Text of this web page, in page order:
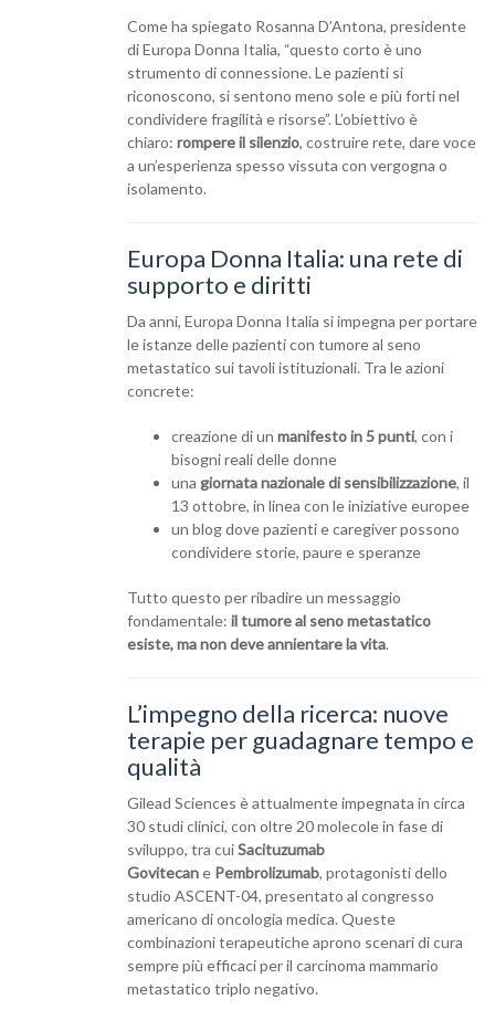
Come ha spiegato Rosanna D’Antona, presidente
di Europa Donna Italia, “questo corto è uno
strumento di connessione. Le pazienti si
riconoscono, si sentono meno sole e più forti nel
condividere fragilità e risorse”. L’obiettivo è
chiaro: rompere il silenzio, costruire rete, dare voce
a un’esperienza spesso vissuta con vergogna o
isolamento.
Europa Donna Italia: una rete di
supporto e diritti
Da anni, Europa Donna Italia si impegna per portare
le istanze delle pazienti con tumore al seno
metastatico sui tavoli istituzionali. Tra le azioni
concrete:
creazione di un manifesto in 5 punti, con i
bisogni reali delle donne
una giornata nazionale di sensibilizzazione, il
13 ottobre, in linea con le iniziative europee
un blog dove pazienti e caregiver possono
condividere storie, paure e speranze
Tutto questo per ribadire un messaggio
fondamentale: il tumore al seno metastatico
esiste, ma non deve annientare la vita.
L’impegno della ricerca: nuove
terapie per guadagnare tempo e
qualità
Gilead Sciences è attualmente impegnata in circa
30 studi clinici, con oltre 20 molecole in fase di
sviluppo, tra cuiSacituzumab
Govitecane Pembrolizumab, protagonisti dello
studio ASCENT-04, presentato al congresso
americano di oncologia medica. Queste
combinazioni terapeutiche aprono scenari di cura
sempre più efficaci per il carcinoma mammario
metastatico triplo negativo.